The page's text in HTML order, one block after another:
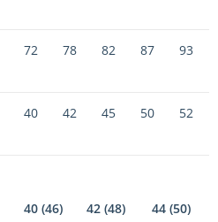
72 78 82 87 93
40 42 45 50 52
40 (46) 42 (48) 44 (50)